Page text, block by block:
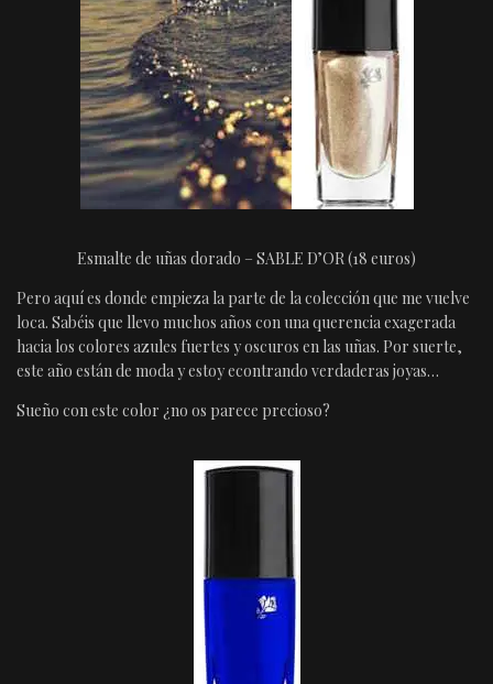
Esmalte de uñas dorado – SABLE D’OR (18 euros)
Pero aquí es donde empieza la parte de la colección que me vuelve
loca. Sabéis que llevo muchos años con una querencia exagerada
hacia los colores azules fuertes y oscuros en las uñas. Por suerte,
este año están de moda y estoy econtrando verdaderas joyas…
Sueño con este color ¿no os parece precioso?